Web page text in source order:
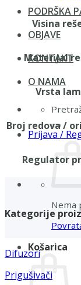
PODRŠKA
OBJAVE
KONTAKT
O NAMA
Prijava /
Nema
Košarica
Visina
Materijal
Vrsta
Broj redova /
Regulator
Kategorije
Difuzori
Prigušivači